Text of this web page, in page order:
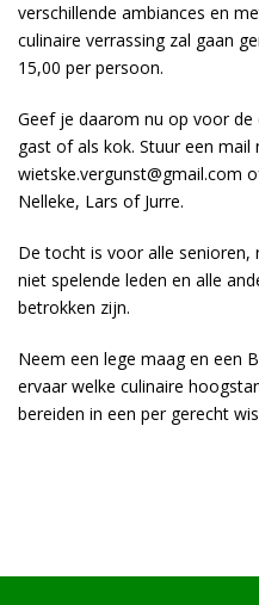
verschillende ambiances en
culinaire verrassing zal gaan
15,00 per persoon.
Geef je daarom nu op voor de
gast of als kok. Stuur een mail
wietske.vergunst@gmail.com
Nelleke, Lars of Jurre.
De tocht is voor alle senioren,
niet spelende leden en alle
betrokken zijn.
Neem een lege maag en een
ervaar welke culinaire
bereiden in een per gerecht